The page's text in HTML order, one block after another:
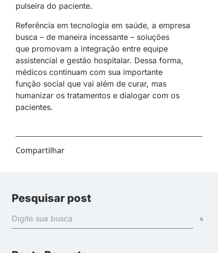
pulseira do paciente.
Referência em tecnologia em saúde, a empresa
busca – de maneira incessante – soluções
que promovam a integração entre equipe
assistencial e gestão hospitalar. Dessa forma,
médicos continuam com sua importante
função social que vai além de curar, mas
humanizar os tratamentos e dialogar com os
pacientes.
Compartilhar
Pesquisar post